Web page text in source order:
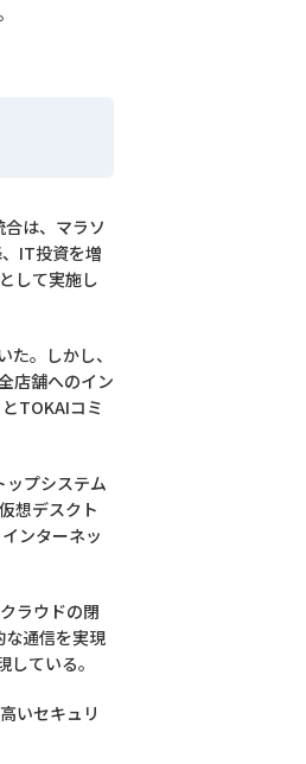
は、マラソ
IT投資を増
して実施し
。しかし、
店舗へのイン
TOKAIコミ
ップシステム
想デスクト
ンターネッ
ラウドの閉
通信を実現
ている。
いセキュリ